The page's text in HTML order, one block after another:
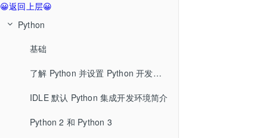
😀返回上层😀
Python
基础
了解 Python 并设置 Python 开发环境
IDLE 默认 Python 集成开发环境简介
Python 2 和 Python 3